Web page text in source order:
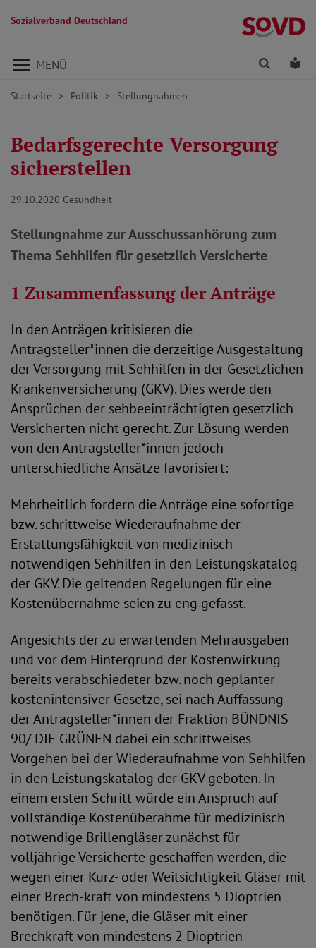
Sozialverband Deutschland
Direkt zu den Inhalten springen
MENÜ Finden
Startseite Politik Stellungnahmen
Bedarfsgerechte Versorgung
sicherstellen
29.10.2020 Gesundheit
Stellungnahme zur Ausschussanhörung zum
Thema Sehhilfen für gesetzlich Versicherte
1 Zusammenfassung der Anträge
In den Anträgen kritisieren die
Antragsteller*innen die derzeitige Ausgestaltung
der Versorgung mit Sehhilfen in der Gesetzlichen
Krankenversicherung (GKV). Dies werde den
Ansprüchen der sehbeeinträchtigten gesetzlich
Versicherten nicht gerecht. Zur Lösung werden
von den Antragsteller*innen jedoch
unterschiedliche Ansätze favorisiert:
Mehrheitlich fordern die Anträge eine sofortige
bzw. schrittweise Wiederaufnahme der
Erstattungsfähigkeit von medizinisch
notwendigen Sehhilfen in den Leistungskatalog
der GKV. Die geltenden Regelungen für eine
Kostenübernahme seien zu eng gefasst.
Angesichts der zu erwartenden Mehrausgaben
und vor dem Hintergrund der Kostenwirkung
bereits verabschiedeter bzw. noch geplanter
kostenintensiver Gesetze, sei nach Auffassung
der Antragsteller*innen der Fraktion BÜNDNIS
90/ DIE GRÜNEN dabei ein schrittweises
Vorgehen bei der Wiederaufnahme von Sehhilfen
in den Leistungskatalog der GKV geboten. In
einem ersten Schritt würde ein Anspruch auf
vollständige Kostenüberahme für medizinisch
notwendige Brillengläser zunächst für
volljährige Versicherte geschaffen werden, die
wegen einer Kurz- oder Weitsichtigkeit Gläser mit
einer Brech-kraft von mindestens 5 Dioptrien
benötigen. Für jene, die Gläser mit einer
Brechkraft von mindestens 2 Dioptrien